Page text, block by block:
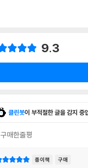
9.3
클린봇이 부적절한 글을 감지 중
구매한줄평
종이책 구매